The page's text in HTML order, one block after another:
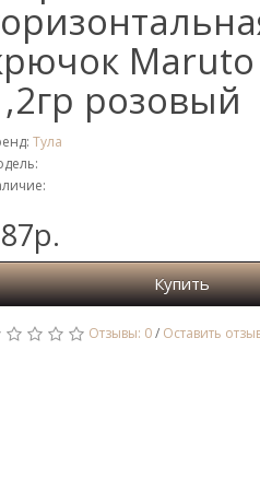
розовый
Тула
Купить
Отзывы: 0/ Оставить